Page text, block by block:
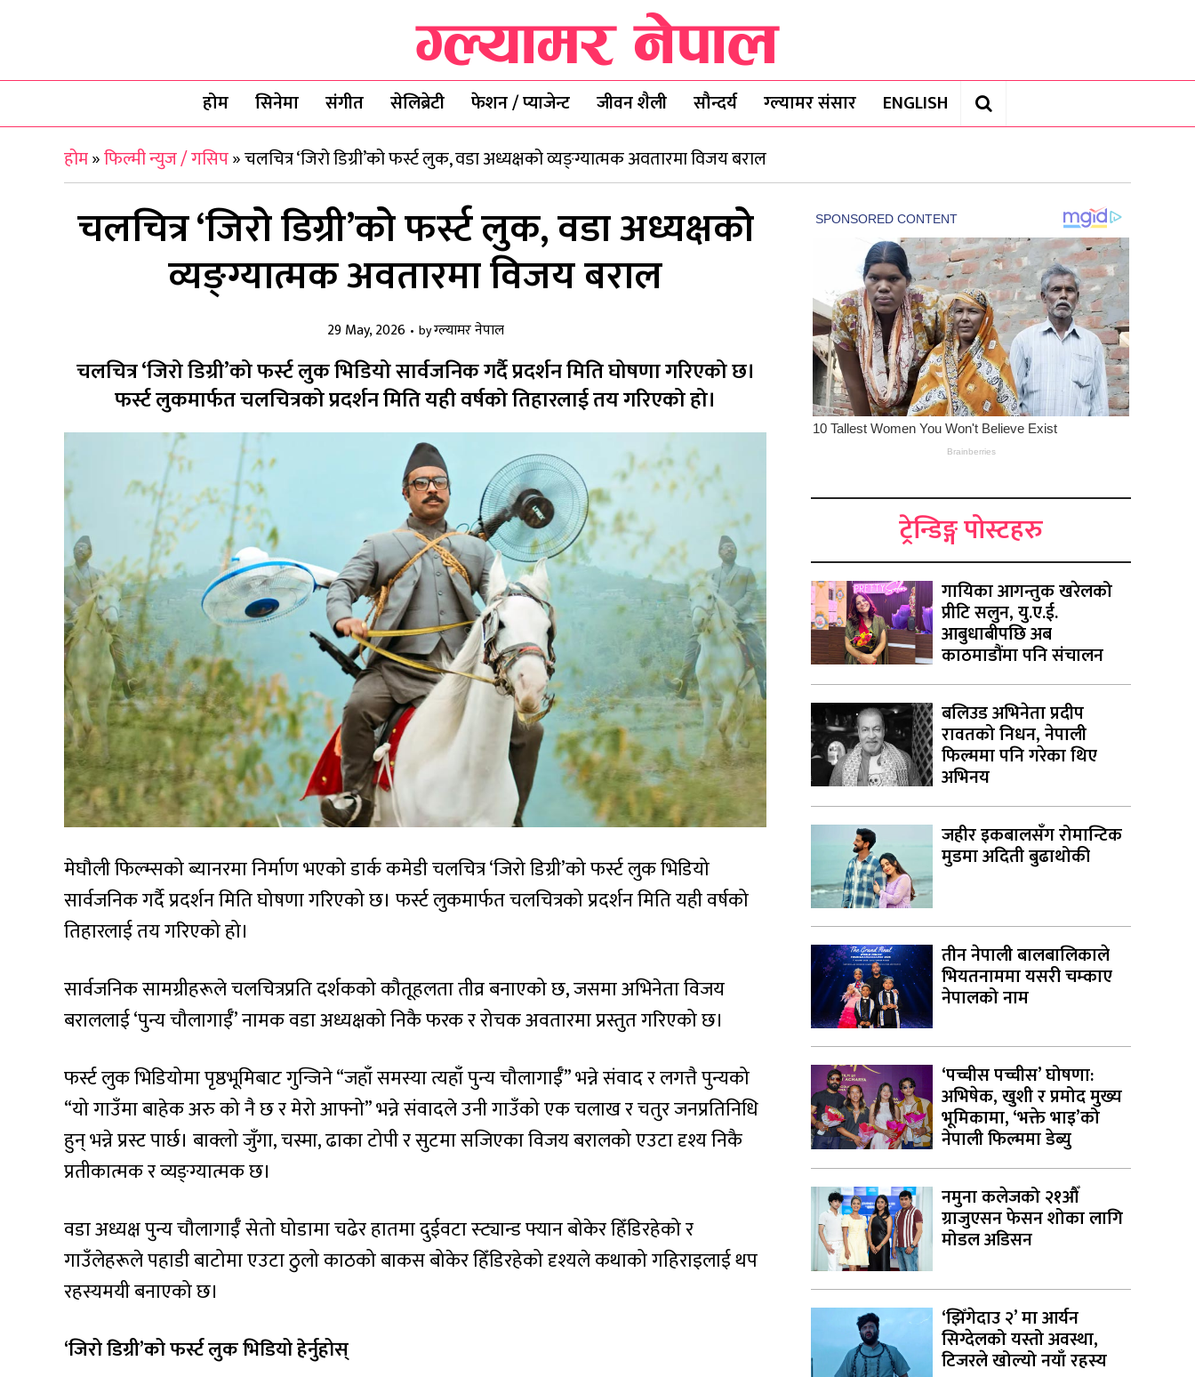
होम सिनेमा संगीत सेलिब्रेटी फेशन / प्याजेन्ट जीवन शैली सौन्दर्य ग्ल्यामर संसार
ENGLISH
होम»फिल्मी न्युज / गसिप»चलचित्र ‘जिरो डिग्री’को फर्स्ट लुक, वडा अध्यक्षको व्यङ्ग्यात्मक अवतारमा विजय बराल
चलचित्र ‘जिरो डिग्री’को फर्स्ट लुक, वडा अध्यक्षको
व्यङ्ग्यात्मक अवतारमा विजय बराल
29 May, 2026 byग्ल्यामर नेपाल
चलचित्र ‘जिरो डिग्री’को फर्स्ट लुक भिडियो सार्वजनिक गर्दै प्रदर्शन मिति घोषणा गरिएको छ।
फर्स्ट लुकमार्फत चलचित्रको प्रदर्शन मिति यही वर्षको तिहारलाई तय गरिएको हो।
मेघौली फिल्म्सको ब्यानरमा निर्माण भएको डार्क कमेडी चलचित्र ‘जिरो डिग्री’को फर्स्ट लुक भिडियो
सार्वजनिक गर्दै प्रदर्शन मिति घोषणा गरिएको छ। फर्स्ट लुकमार्फत चलचित्रको प्रदर्शन मिति यही वर्षको
तिहारलाई तय गरिएको हो।
सार्वजनिक सामग्रीहरूले चलचित्रप्रति दर्शकको कौतूहलता तीव्र बनाएको छ, जसमा अभिनेता विजय
बराललाई ‘पुन्य चौलागाईँ’ नामक वडा अध्यक्षको निकै फरक र रोचक अवतारमा प्रस्तुत गरिएको छ।
फर्स्ट लुक भिडियोमा पृष्ठभूमिबाट गुन्जिने “जहाँ समस्या त्यहाँ पुन्य चौलागाईँ” भन्ने संवाद र लगत्तै पुन्यको
“यो गाउँमा बाहेक अरु को नै छ र मेरो आफ्नो” भन्ने संवादले उनी गाउँको एक चलाख र चतुर जनप्रतिनिधि
हुन् भन्ने प्रस्ट पार्छ। बाक्लो जुँगा, चस्मा, ढाका टोपी र सुटमा सजिएका विजय बरालको एउटा दृश्य निकै
प्रतीकात्मक र व्यङ्ग्यात्मक छ।
वडा अध्यक्ष पुन्य चौलागाईँ सेतो घोडामा चढेर हातमा दुईवटा स्ट्यान्ड फ्यान बोकेर हिँडिरहेको र
गाउँलेहरूले पहाडी बाटोमा एउटा ठुलो काठको बाकस बोकेर हिँडिरहेको दृश्यले कथाको गहिराइलाई थप
रहस्यमयी बनाएको छ।
‘जिरो डिग्री’को फर्स्ट लुक भिडियो हेर्नुहोस्
ट्रेन्डिङ्ग पोस्टहरु
गायिका आगन्तुक खरेलको
प्रीटि सलुन, यु.ए.ई.
आबुधाबीपछि अब
काठमाडौंमा पनि संचालन
बलिउड अभिनेता प्रदीप
रावतको निधन, नेपाली
फिल्ममा पनि गरेका थिए
अभिनय
जहीर इकबालसँग रोमान्टिक
मुडमा अदिती बुढाथोकी
तीन नेपाली बालबालिकाले
भियतनाममा यसरी चम्काए
नेपालको नाम
‘पच्चीस पच्चीस’ घोषणा:
अभिषेक, खुशी र प्रमोद मुख्य
भूमिकामा, ‘भक्ते भाइ’को
नेपाली फिल्ममा डेब्यु
नमुना कलेजको २१औँ
ग्राजुएसन फेसन शोका लागि
मोडल अडिसन
‘झिँगेदाउ २’ मा आर्यन
सिग्देलको यस्तो अवस्था,
टिजरले खोल्यो नयाँ रहस्य